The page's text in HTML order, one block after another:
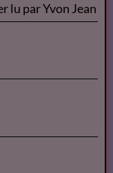
lu par Yvon Jean